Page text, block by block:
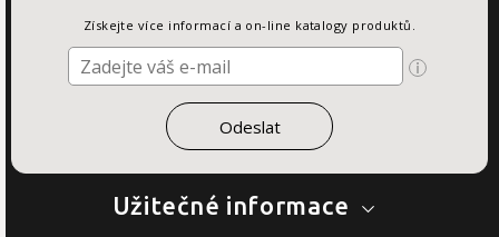
Užitečné informace
Získejte více informací a on-line katalogy produktů.